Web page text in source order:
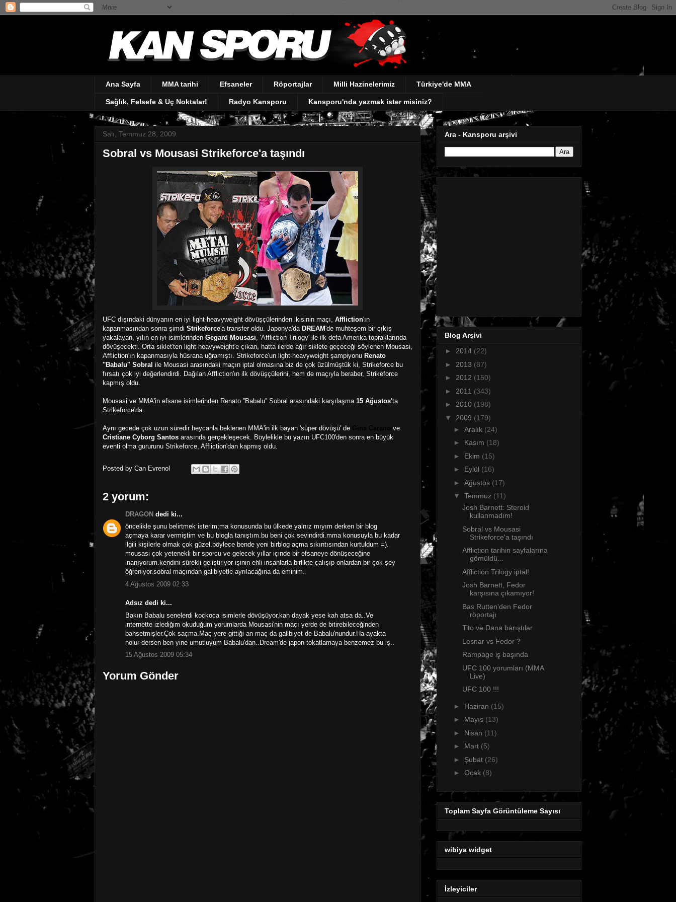
Ana Sayfa MMA tarihi Efsaneler Röportajlar Milli Hazinelerimiz Türkiye'de MMA
Sağlık, Felsefe & Uç Noktalar! Radyo Kansporu Kansporu'nda yazmak ister misiniz?
Salı, Temmuz 28, 2009
Sobral vs Mousasi Strikeforce'a taşındı
UFC dışındaki dünyanın en iyi light-heavyweight dövüşçülerinden ikisinin maçı, Affliction'ın
kapanmasından sonra şimdi Strikeforce'a transfer oldu. Japonya'da DREAM'de muhteşem bir çıkış
yakalayan, yılın en iyi isimlerinden Gegard Mousasi , 'Affliction Trilogy' ile ilk defa Amerika topraklarında
dövüşecekti. Orta siklet'ten light-heavyweight'e çıkan, hatta ilerde ağır siklete geçeceği söylenen Mousasi,
Affliction'ın kapanmasıyla hüsrana uğramıştı. Strikeforce'un light-heavyweight şampiyonu Renato
''Babalu'' Sobral ile Mousasi arasındaki maçın iptal olmasına biz de çok üzülmüştük ki, Strikeforce bu
fırsatı çok iyi değerlendirdi. Dağılan Affliction'ın ilk dövüşçülerini, hem de maçıyla beraber, Strikeforce
kapmış oldu.
Mousasi ve MMA'in efsane isimlerinden Renato ''Babalu'' Sobral arasındaki karşılaşma 15 Ağustos'ta
Strikeforce'da.
Aynı gecede çok uzun süredir heycanla beklenen MMA'in ilk bayan 'süper dövüşü' de
ve
Cristiane Cyborg Santos arasında gerçekleşecek. Böylelikle bu yazın UFC100'den sonra en büyük
eventi olma gururunu Strikeforce, Affliction'dan kapmış oldu.
Posted by Can Evrenol
2 yorum:
DRAGON dedi ki...
öncelikle şunu belirtmek isterim;ma konusunda bu ülkede yalnız mıyım derken bir blog
açmaya karar vermiştim ve bu blogla tanıştım.bu beni çok sevindirdi.mma konusuyla bu kadar
ilgili kişilerle olmak çok güzel.böylece bende yeni birblog açma sıkıntısından kurtuldum =).
mousasi çok yetenekli bir sporcu ve gelecek yıllar içinde bir efsaneye dönüşeceğine
inanıyorum.kendini sürekli geliştiriyor işinin ehli insanlarla birlikte çalışıp onlardan bir çok şey
öğreniyor.sobral maçından galibiyetle ayrılacağına da eminim.
4 Ağustos 2009 02:33
Adsız dedi ki...
Bakın Babalu senelerdi kockoca isimlerle dövüşüyor,kah dayak yese kah atsa da..Ve
internette izlediğim okuduğum yorumlarda Mousasi'nin maçı yerde de bitirebileceğinden
bahsetmişler.Çok saçma.Maç yere gittiği an maç da galibiyet de Babalu'nundur.Ha ayakta
nolur dersen ben yine umutluyum Babalu'dan..Dream'de japon tokatlamaya benzemez bu iş..
15 Ağustos 2009 05:34
Yorum Gönder
Ara - Kansporu arşivi
Blog Arşivi
► 2014 (22)
► 2013 (87)
► 2012 (150)
► 2011 (343)
► 2010 (198)
▼ 2009 (179)
► Aralık (24)
► Kasım (18)
► Ekim (15)
► Eylül (16)
► Ağustos (17)
▼ Temmuz (11)
Josh Barnett: Steroid
kullanmadım!
Sobral vs Mousasi
Strikeforce'a taşındı
Affliction tarihin sayfalarına
gömüldü...
Affliction Trilogy iptal!
Josh Barnett, Fedor
karşısına çıkamıyor!
Bas Rutten'den Fedor
röportajı
Tito ve Dana barıştılar
Lesnar vs Fedor ?
Rampage iş başında
UFC 100 yorumları (MMA
Live)
UFC 100 !!!
► Haziran (15)
► Mayıs (13)
► Nisan (11)
► Mart (5)
► Şubat (26)
► Ocak (8)
Toplam Sayfa Görüntüleme Sayısı
wibiya widget
İzleyiciler